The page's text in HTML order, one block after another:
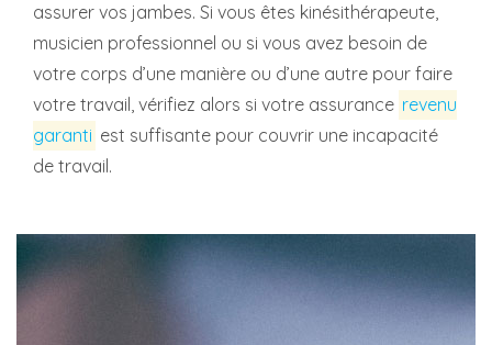
assurer vos jambes. Si vous êtes kinésithérapeute,
musicien professionnel ou si vous avez besoin de
votre corps d’une manière ou d’une autre pour faire
votre travail, vérifiez alors si votre assurance revenu
garanti est suffisante pour couvrir une incapacité
de travail.